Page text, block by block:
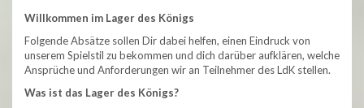
Willkommen im Lager des Königs
Folgende Absätze sollen Dir dabei helfen, einen Eindruck von
unserem Spielstil zu bekommen und dich darüber aufklären, welche
Ansprüche und Anforderungen wir an Teilnehmer des LdK stellen.
Was ist das Lager des Königs?